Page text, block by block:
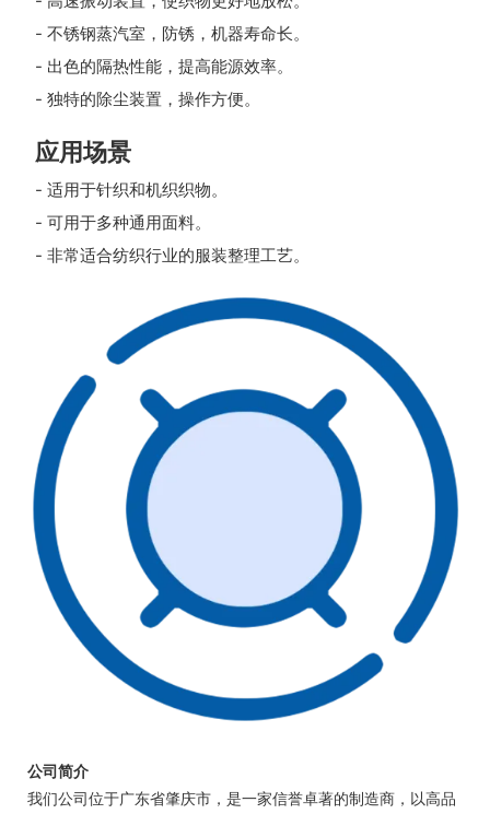
- 不锈钢蒸汽室，防锈，机器寿命长。
- 出色的隔热性能，提高能源效率。
- 独特的除尘装置，操作方便。
应用场景
- 适用于针织和机织织物。
- 可用于多种通用面料。
- 非常适合纺织行业的服装整理工艺。
公司简介
我们公司位于广东省肇庆市，是一家信誉卓著的制造商，以高品